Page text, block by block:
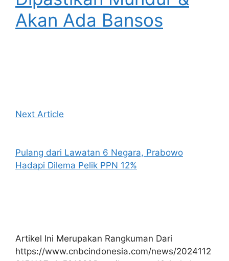
Akan Ada Bansos
Next Article
Pulang dari Lawatan 6 Negara, Prabowo
Hadapi Dilema Pelik PPN 12%
Artikel Ini Merupakan Rangkuman Dari
https://www.cnbcindonesia.com/news/2024112